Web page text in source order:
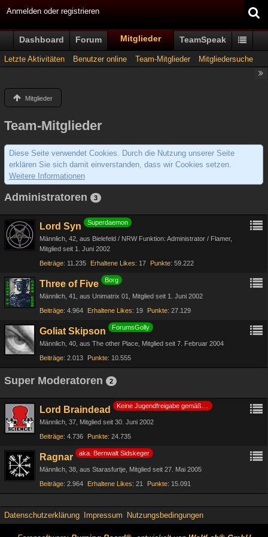
Anmelden oder registrieren
Dashboard Forum Mitglieder TeamSpeak
Letzte Aktivitäten Benutzer online Team-Mitglieder Mitgliedersuche
Mitglieder
Team-Mitglieder
Diese Seite verwendet Cookies. Durch die Nutzung unserer Seite
erklären Sie sich damit einverstanden, dass wir Cookies setzen.
Weitere Informationen
Administratoren 3
Lord Syn Superdaemon
Männlich 42 aus Bielefeld / NRW Funktion: Administrator / Flamer
Mitglied seit 1. Juni 2002
Beiträge 11.235 Erhaltene Likes 17 Punkte 59.222
Three of Five Borg
Männlich 41 aus Unimatrix 01
Mitglied seit 1. Juni 2002
Beiträge 4.964 Erhaltene Likes 19 Punkte 27.129
Goliat Skipson ForumsGolly
Männlich 40 aus The other Place Mitglied seit 7. Februar 2004
Beiträge 2.013 Punkte 10.555
Super Moderatoren 2
Lord Braindead
Männlich 37 Mitglied seit 30. Juni 2002
Beiträge 4.736 Punkte 24.735
Ragnar aka. Bernwalt Sidskeger
Männlich 38 aus Starasfurtje Mitglied seit 27. Mai 2005
Beiträge 2.964 Erhaltene Likes 21 Punkte 15.091
Datenschutzerklärung Impressum Nutzungsbedingungen